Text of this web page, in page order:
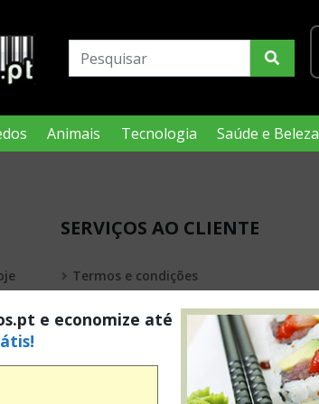
Animais Tecnologia Saúde e Beleza
e economize até
SERVIÇOS AO CLIENTE
Termos e condições
Política de privacidade
Condições Legais Passatempos